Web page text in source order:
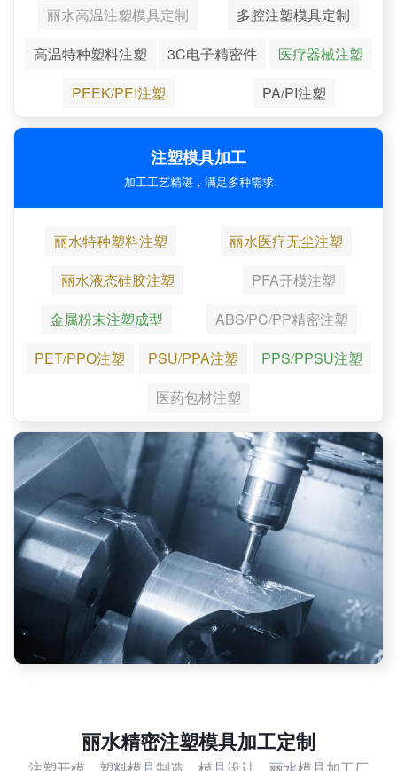
丽水高温注塑模具定制
多腔注塑模具定制
高温特种塑料注塑
3C电子精密件
医疗器械注塑
PEEK/PEI注塑
PA/PI注塑
注塑模具加工
加工工艺精湛，满足多种需求
丽水特种塑料注塑
丽水医疗无尘注塑
丽水液态硅胶注塑
PFA开模注塑
金属粉末注塑成型
ABS/PC/PP精密注塑
PET/PPO注塑
PSU/PPA注塑
PPS/PPSU注塑
医药包材注塑
丽水精密注塑模具加工定制